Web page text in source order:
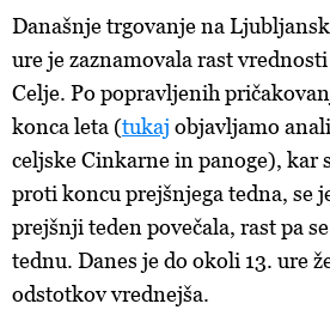
Današnje trgovanje na
ure je zaznamovala rast
Celje. Po popravljenih
konca leta (tukaj objavljamo
celjske Cinkarne in panoge), kar
proti koncu prejšnjega tedna, se
prejšnji teden povečala, rast pa
tednu. Danes je do okoli 13. ure
odstotkov vrednejša.